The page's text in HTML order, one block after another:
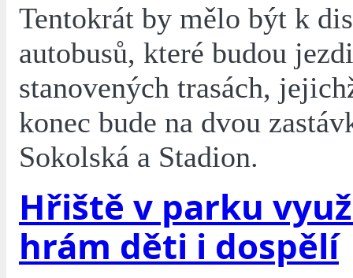
Tentokrát by mělo být k
autobusů, které budou
stanovených trasách,
konec bude na dvou
Sokolská a Stadion.
Hřiště v parku
hrám děti i dospělí